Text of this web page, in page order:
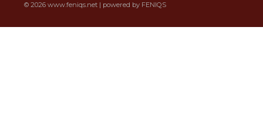
© 2026 www.feniqs.net | powered by FENIQS